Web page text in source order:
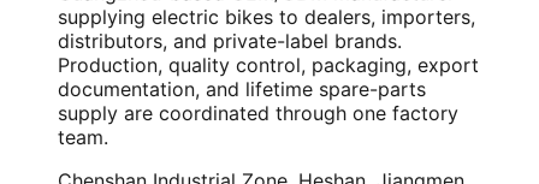
supplying electric bikes to dealers, importers,
distributors, and private-label brands.
Production, quality control, packaging, export
documentation, and lifetime spare-parts
supply are coordinated through one factory
team.